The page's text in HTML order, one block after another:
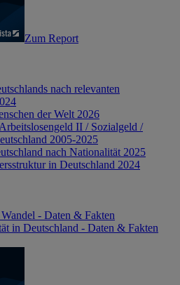
Zum Report
nach relevanten
der Welt 2026
II / Sozialgeld /
2005-2025
nach Nationalität 2025
in Deutschland 2024
- Daten & Fakten
in Deutschland - Daten & Fakten